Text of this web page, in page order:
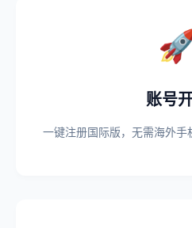
账号
一键注册国际版，无需海外手